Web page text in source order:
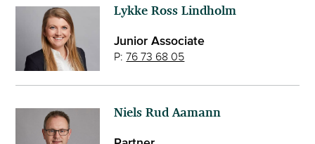
Lykke Ross Lindholm
Junior Associate
P:76 73 68 05
Niels Rud Aamann